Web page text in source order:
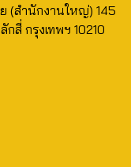
(สำนักงานใหญ่) 145
สี่ กรุงเทพฯ 10210